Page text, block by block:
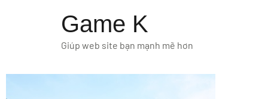
Game K
Giúp web site bạn mạnh mẽ hơn